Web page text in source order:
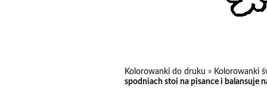
Kolorowanki do druku » Kolorowanki
spodniach stoi na pisance i balansuje